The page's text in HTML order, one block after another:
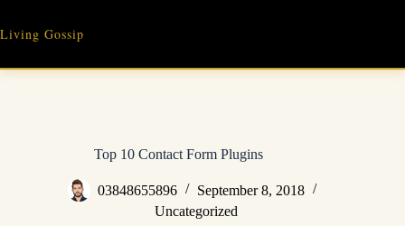
content
Living Gossip
Top 10 Contact Form Plugins
03848655896
September 8, 2018
Uncategorized